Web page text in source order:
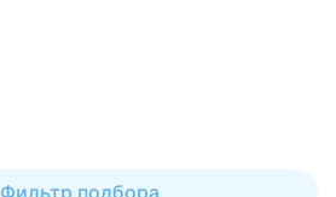
Фильтр подбора